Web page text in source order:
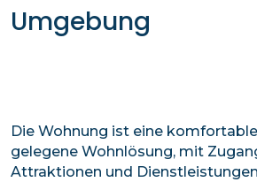
Umgebung
Die Wohnung ist eine
gelegene Wohnlösung, mit
Attraktionen und